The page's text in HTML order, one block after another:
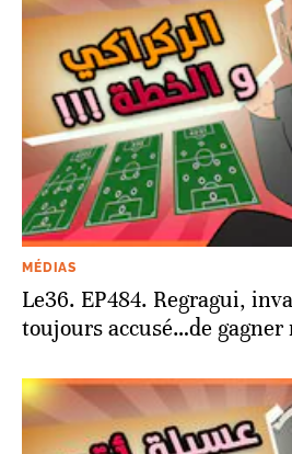
MÉDIAS
Le36. EP484. Regragui,
toujours accusé…de gagner